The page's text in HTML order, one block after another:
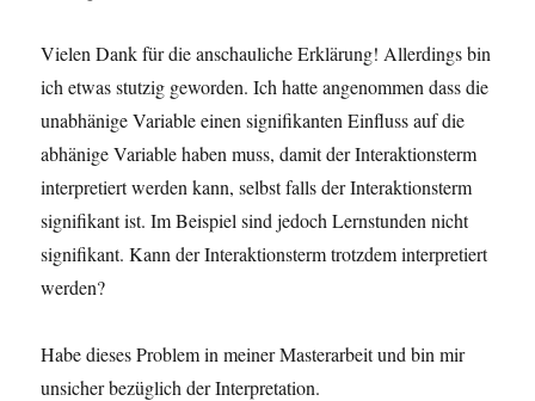
Vielen Dank für die anschauliche Erklärung! Allerdings bin
ich etwas stutzig geworden. Ich hatte angenommen dass die
unabhänige Variable einen signifikanten Einfluss auf die
abhänige Variable haben muss, damit der Interaktionsterm
interpretiert werden kann, selbst falls der Interaktionsterm
signifikant ist. Im Beispiel sind jedoch Lernstunden nicht
signifikant. Kann der Interaktionsterm trotzdem interpretiert
werden?
Habe dieses Problem in meiner Masterarbeit und bin mir
unsicher bezüglich der Interpretation.